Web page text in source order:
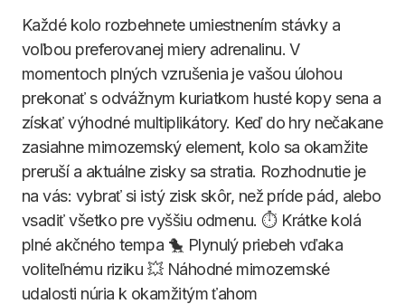
Každé kolo rozbehnete umiestnením stávky a
voľbou preferovanej miery adrenalinu. V
momentoch plných vzrušenia je vašou úlohou
prekonať s odvážnym kuriatkom husté kopy sena a
získať výhodné multiplikátory. Keď do hry nečakane
zasiahne mimozemský element, kolo sa okamžite
preruší a aktuálne zisky sa stratia. Rozhodnutie je
na vás: vybrať si istý zisk skôr, než príde pád, alebo
vsadiť všetko pre vyššiu odmenu. ⏱️ Krátke kolá
plné akčného tempa 🐤 Plynulý priebeh vďaka
voliteľnému riziku 💥 Náhodné mimozemské
udalosti núria k okamžitým ťahom